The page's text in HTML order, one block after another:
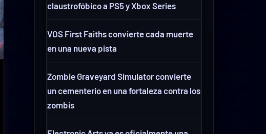
claustrofóbico a PS5 y Xbox Series
VOS First Faiths convierte cada muerte
en una nueva pista
Zombie Graveyard Simulator convierte
un cementerio en una fortaleza contra los
zombis